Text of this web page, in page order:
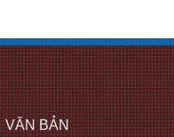
VĂN BẢN